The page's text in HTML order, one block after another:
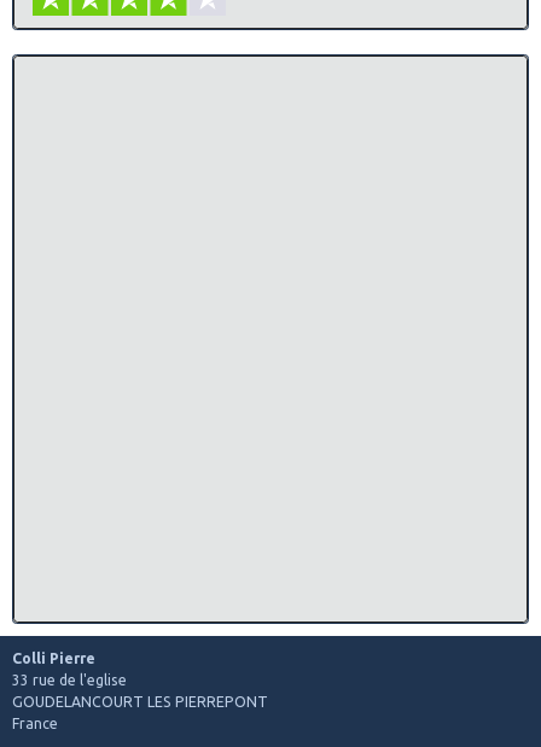
Colli Pierre
33 rue de l'eglise
GOUDELANCOURT LES PIERREPONT
France